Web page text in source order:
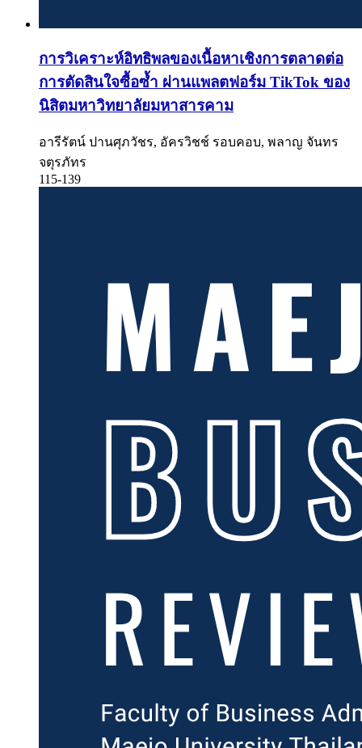
การวิเคราะห์อิทธิพลของเนื้อหาเชิงการตลาดต่อ
การตัดสินใจซื้อซ้ำ ผ่านแพลตฟอร์ม TikTok ของ
นิสิตมหาวิทยาลัยมหาสารคาม
อารีรัตน์ ปานศุภวัชร, อัครวิชช์ รอบคอบ, พลาญ จันทร
จตุรภัทร
115-139